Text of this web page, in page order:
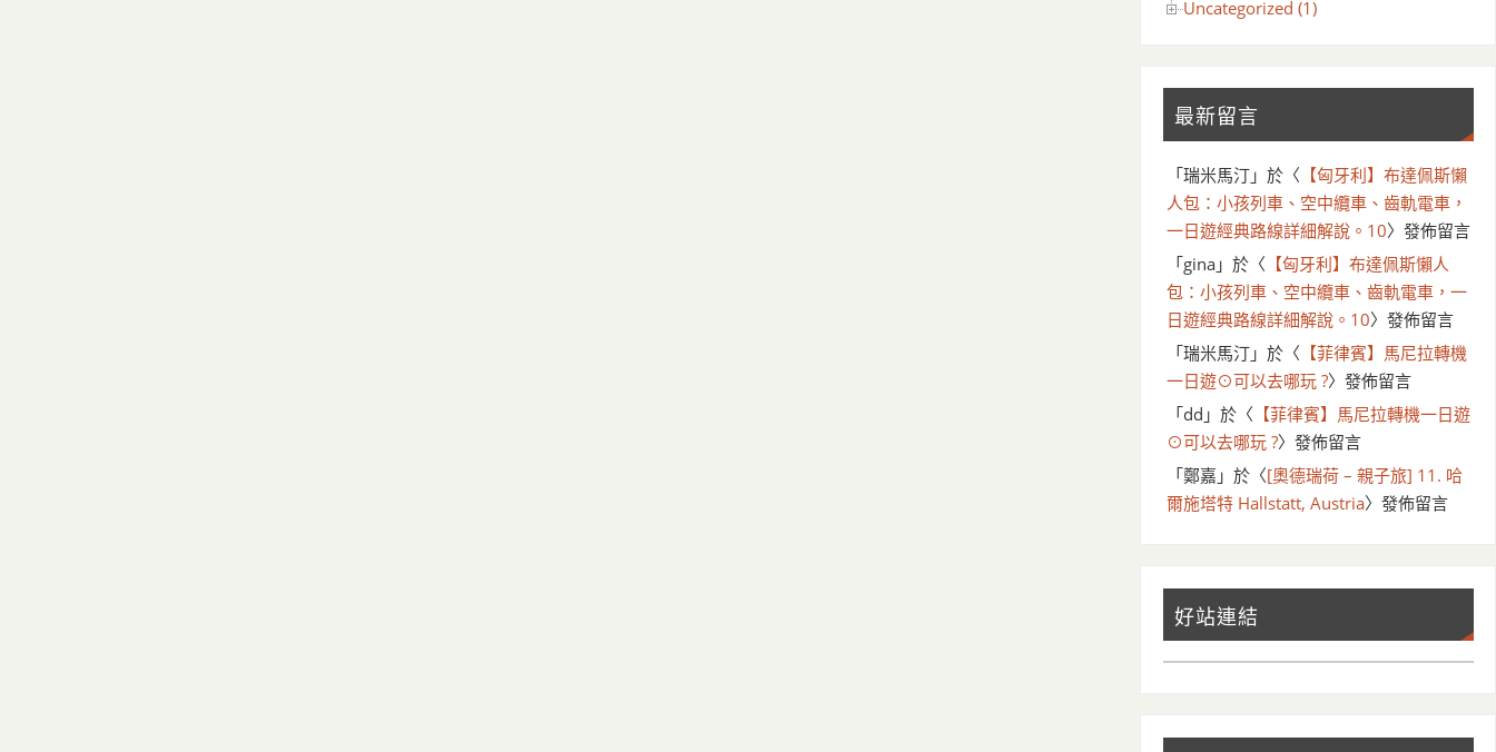
Uncategorized (1)
最新留言
「瑞米馬汀」於〈 【匈牙利】布達佩斯懶
人包：小孩列車、空中纜車、齒軌電車，
一日遊經典路線詳細解說。10〉發佈留言
「gina」於〈 【匈牙利】布達佩斯懶人
包：小孩列車、空中纜車、齒軌電車，一
日遊經典路線詳細解說。10〉發佈留言
「瑞米馬汀」於〈 【菲律賓】馬尼拉轉機
一日遊⊙可以去哪玩 ?〉發佈留言
「dd 」於〈 【菲律賓】馬尼拉轉機一日遊
⊙可以去哪玩 ?〉發佈留言
「鄭嘉 」於〈[奧德瑞荷 – 親子旅] 11. 哈
爾施塔特 Hallstatt, Austria〉發佈留言
好站連結